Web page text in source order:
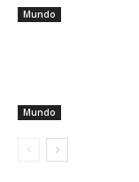
Mundo
Mundo